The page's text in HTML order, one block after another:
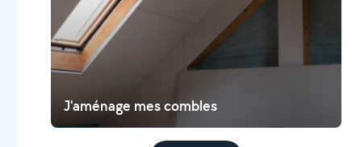
J'aménage mes combles